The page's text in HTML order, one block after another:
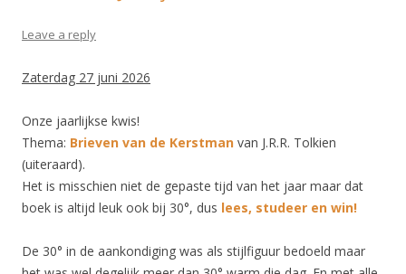
Leave a reply
Zaterdag 27 juni 2026
Onze jaarlijkse kwis!
Thema: Brieven van de Kerstman van J.R.R. Tolkien
(uiteraard).
Het is misschien niet de gepaste tijd van het jaar maar dat
boek is altijd leuk ook bij 30°, dus lees, studeer en win!
De 30° in de aankondiging was als stijlfiguur bedoeld maar